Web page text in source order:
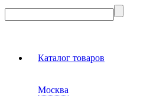
Каталог товаров
Москва